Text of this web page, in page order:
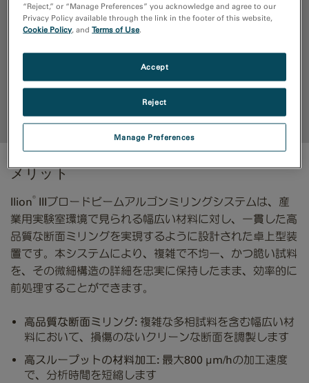
メディアライブラリ
リソース
トップに戻る
メリット
Ilion® IIIブロードビームアルゴンミリングシステムは、産
業用実験室環境で見られる幅広い材料に対し、一貫した高
品質な断面ミリングを実現するように設計された卓上型装
置です。本システムにより、複雑で不均一、かつ脆い試料
を、その微細構造の詳細を忠実に保持したまま、効率的に
前処理することができます。
高品質な断面ミリング: 複雑な多相試料を含む幅広い材
料において、損傷のないクリーンな断面を調製します
高スループットの材料加工: 最大800 µm/hの加工速度
で、分析時間を短縮します
“Reject,” or “Manage Preferences” you acknowledge and agree to our
Privacy Policy available through the link in the footer of this website,
Cookie Policy, andTerms of Use.
Manage Preferences
Reject
Accept